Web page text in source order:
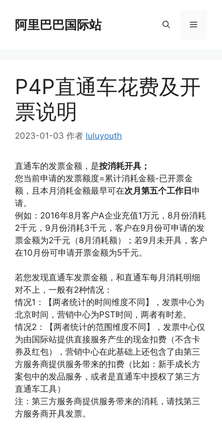
阿里巴巴国际站 菜
P4P直通车花费及开
票说明
2023-01-03 作者 luluyouth
直通车的发票金额，是按消耗开具；
您当前申请的发票额度=累计消耗金额-已开票金
额，且本月消耗金额最早可在次月第五个工作日申
请。
例如：2016年8月客户A企业充值1万元，8月份消耗
2千元，9月份消耗3千元，客户在9月份可申请的发
票金额为2千元（8月消耗额）；若9月未开具，客户
在10月份可申请开票金额为5千元。
若您发现直通车发票金额，和直通车每月消耗明细
对不上，一般有2种情况：
情况1：【两者统计的时间维度不同】，发票中心为
北京时间，营销中心为PST时间，两者有时差。
情况2：【两者统计的范围维度不同】，发票中心仅
为由国际站提供直接服务产生的现金扣费（不含卡
券及红包），营销中心在此基础上还包含了由第三
方服务商提供服务带来的扣费（比如：新手成长方
案包中的发品服务，或者是直通车中授权了第三方
直通车工具）
注：第三方服务商提供服务带来的消耗，请找第三
方服务商开具发票。